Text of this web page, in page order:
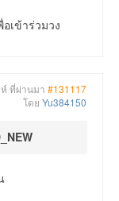
อเข้าร่วมวง
ที่ผ่านมา #131117
โดย Yu384150